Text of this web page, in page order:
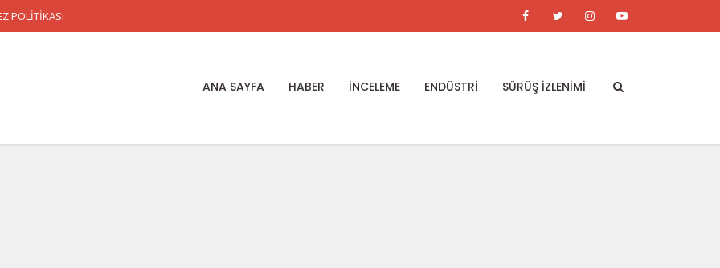
POLİTİKASI
ANA SAYFA HABER İNCELEME ENDÜSTRİ SÜRÜŞ İZLENİMİ